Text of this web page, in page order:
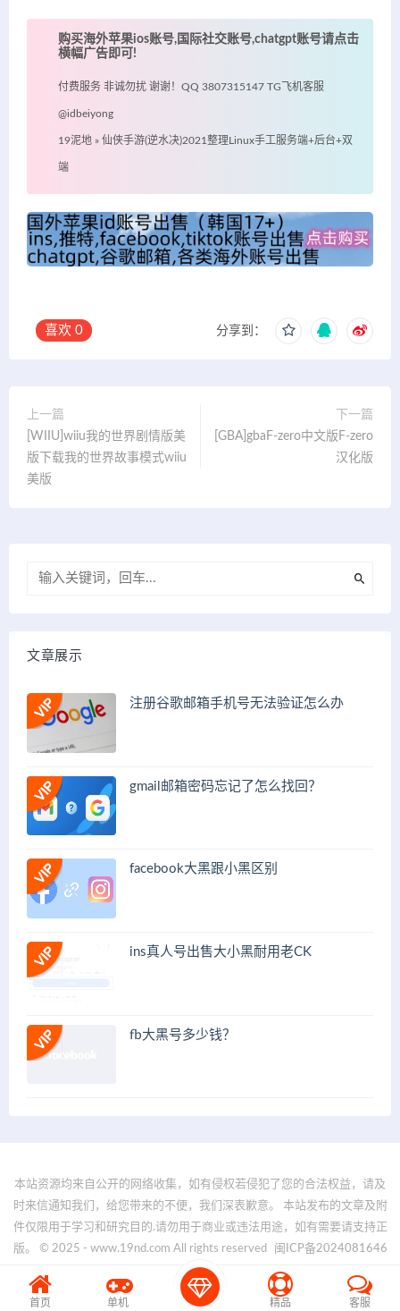
购买海外苹果ios账号,国际社交账号,chatgpt账号请点击
横幅广告即可!
付费服务 非诚勿扰 谢谢！QQ 3807315147 TG飞机客服
@idbeiyong
19泥地 » 仙侠手游(逆水决)2021整理Linux手工服务端+后台+双
端
喜欢 0 分享到：
上一篇
[WIIU]wiiu我的世界剧情版美
版下载我的世界故事模式wiiu
美版
下一篇
[GBA]gbaF-zero中文版F-zero
汉化版
文章展示
注册谷歌邮箱手机号无法验证怎么办
gmail邮箱密码忘记了怎么找回？
facebook大黑跟小黑区别
ins真人号出售大小黑耐用老CK
fb大黑号多少钱？
本站资源均来自公开的网络收集，如有侵权若侵犯了您的合法权益，请及
时来信通知我们，给您带来的不便，我们深表歉意。 本站发布的文章及附
件仅限用于学习和研究目的.请勿用于商业或违法用途，如有需要请支持正
版。 © 2025 - www.19nd.com All rights reserved
闽ICP备2024081646
号-1
首页 单机 精品 客服